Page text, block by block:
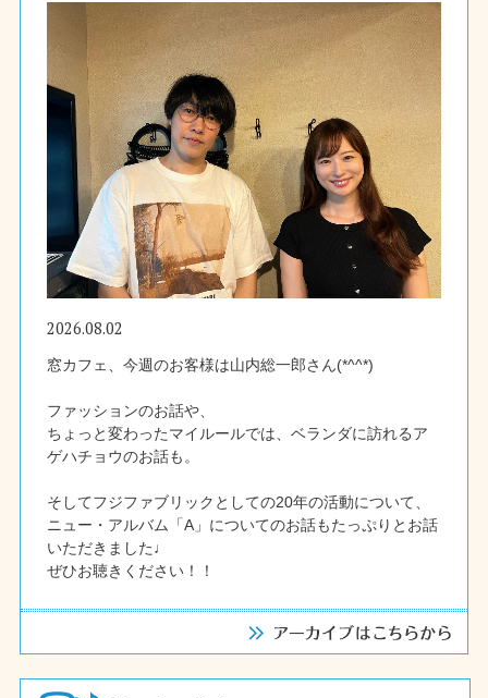
2026.08.02
窓カフェ、今週のお客様は山内総一郎さん(*^^*)
ファッションのお話や、
ちょっと変わったマイルールでは、ベランダに訪れるア
ゲハチョウのお話も。
そしてフジファブリックとしての20年の活動について、
ニュー・アルバム「A」についてのお話もたっぷりとお話
いただきました♩
ぜひお聴きください！！